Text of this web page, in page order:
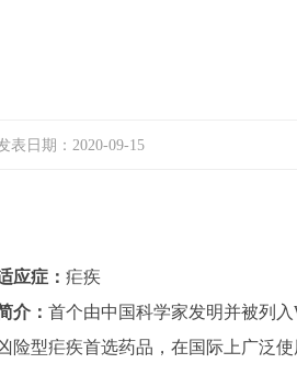
表日期： 2020-09-15
应症： 疟疾
介： 首个由中国科学家发明并被列入
险型疟疾首选药品，在国际上广泛使